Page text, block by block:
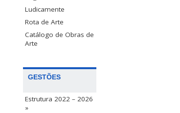
Ludicamente
Rota de Arte
Catálogo de Obras de
Arte
GESTÕES
Estrutura 2022 – 2026
»